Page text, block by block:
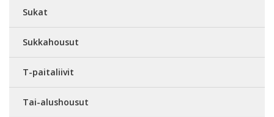
Sukat
Sukkahousut
T-paitaliivit
Tai-alushousut